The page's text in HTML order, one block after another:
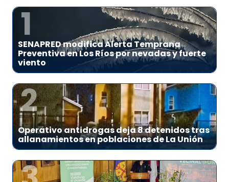
1
SENAPRED modifica Alerta Temprana
Preventiva en Los Ríos por nevadas y fuerte
viento
2
Operativo antidrogas deja 8 detenidos tras
allanamientos en poblaciones de La Unión